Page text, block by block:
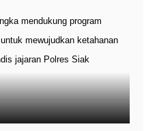
mendukung program
mewujudkan ketahanan
jajaran Polres Siak